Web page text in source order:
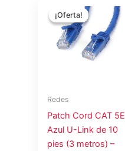
¡Oferta!
¡Oferta!
Redes
Patch Cord CAT 5E
Azul U-Link de 10
pies (3 metros) –
precio
original
era:
$3.66.
precio
actual
es:
$2.99.